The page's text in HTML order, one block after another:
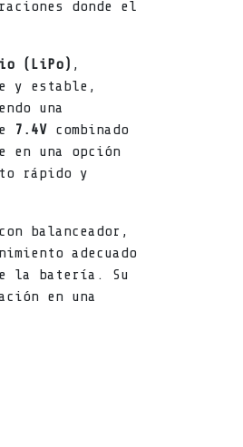
donde el
(LiPo) ,
y estable,
una
7.4V combinado
en una opción
rápido y
balanceador,
adecuado
la batería. Su
en una